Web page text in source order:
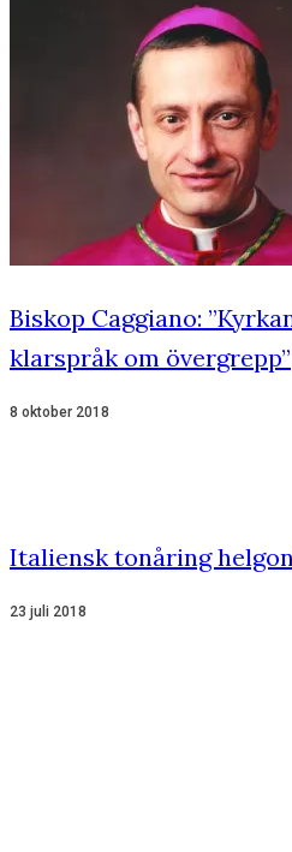
Biskop Caggiano:
klarspråk om övergrepp”
8 oktober 2018
Italiensk tonåring
23 juli 2018